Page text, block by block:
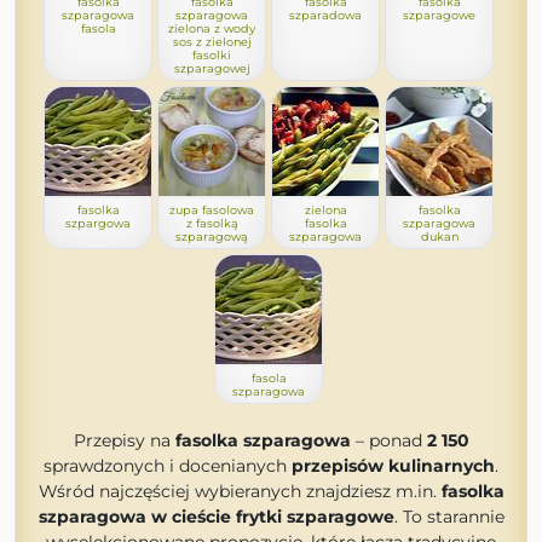
szparagowa
fasola
szparagowa
zielona z wody
sos z zielonej
fasolki
szparagowej
szparadowa
szparagowe
fasolka
szpargowa
zupa fasolowa
z fasolką
szparagową
zielona
fasolka
szparagowa
fasolka
szparagowa
dukan
fasola
szparagowa
Przepisy na fasolka szparagowa – ponad 2 150
sprawdzonych i docenianych przepisów kulinarnych.
Wśród najczęściej wybieranych znajdziesz m.in. fasolka
szparagowa w cieście frytki szparagowe. To starannie